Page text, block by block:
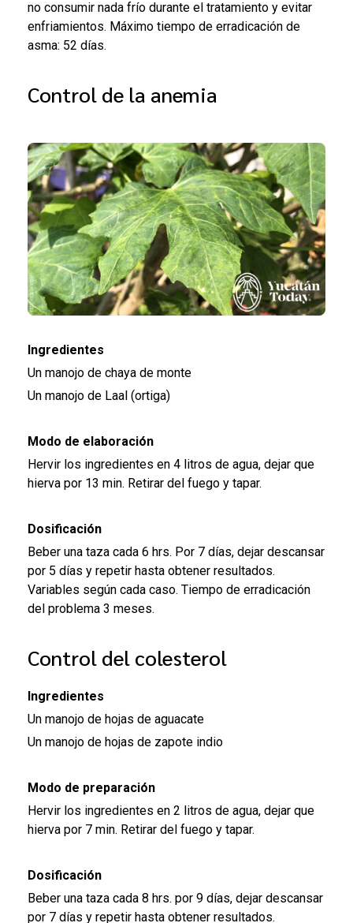
no consumir nada frío durante el tratamiento y evitar
enfriamientos. Máximo tiempo de erradicación de
asma: 52 días.
Control de la anemia
Ingredientes
Un manojo de chaya de monte
Un manojo de Laal (ortiga)
Modo de elaboración
Hervir los ingredientes en 4 litros de agua, dejar que
hierva por 13 min. Retirar del fuego y tapar.
Dosificación
Beber una taza cada 6 hrs. Por 7 días, dejar descansar
por 5 días y repetir hasta obtener resultados.
Variables según cada caso. Tiempo de erradicación
del problema 3 meses.
Control del colesterol
Ingredientes
Un manojo de hojas de aguacate
Un manojo de hojas de zapote indio
Modo de preparación
Hervir los ingredientes en 2 litros de agua, dejar que
hierva por 7 min. Retirar del fuego y tapar.
Dosificación
Beber una taza cada 8 hrs. por 9 días, dejar descansar
por 7 días y repetir hasta obtener resultados.